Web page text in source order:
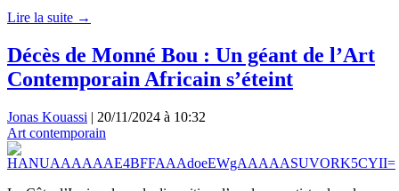
Lire la suite →
Décès de Monné Bou : Un géant de l’Art
Contemporain Africain s’éteint
Jonas Kouassi | 20/11/2024 à 10:32
Art contemporain